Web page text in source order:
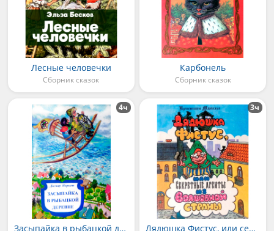
Лесные человечки
Сборник сказок
Карбонель
Сборник сказок
Засыпайка в рыбацкой деревне
4ч
Дядюшка Фистус, или секретные агенты из волшебной страны
3ч